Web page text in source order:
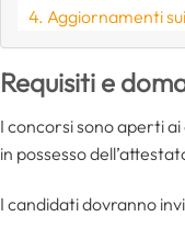
Aggiornamenti
Requisiti e
I concorsi sono aperti
in possesso
I candidati dovranno